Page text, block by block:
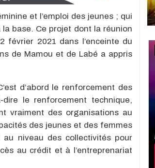
et l’emploi des jeunes ; qui
base. Ce projet dont la réunion
février 2021 dans l’enceinte du
de Mamou et de Labé a appris
d’abord le renforcement des
le renforcement technique,
vraiment des organisations au
des jeunes et des femmes
niveau des collectivités pour
au crédit et à l’entreprenariat